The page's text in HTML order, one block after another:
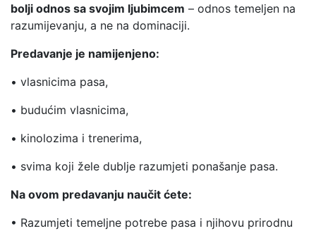
bolji odnos sa svojim ljubimcem – odnos temeljen na
razumijevanju, a ne na dominaciji.
Predavanje je namijenjeno:
• vlasnicima pasa,
• budućim vlasnicima,
• kinolozima i trenerima,
• svima koji žele dublje razumjeti ponašanje pasa.
Na ovom predavanju naučit ćete:
• Razumjeti temeljne potrebe pasa i njihovu prirodnu